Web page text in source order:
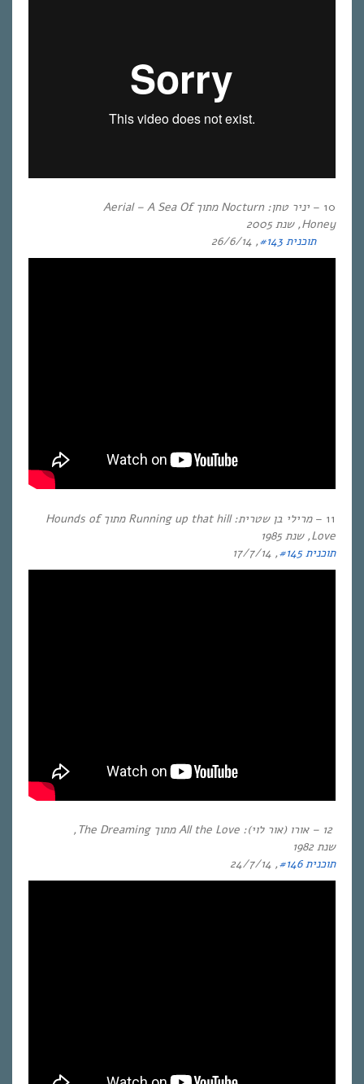
10 – יניר טחן:Nocturn מתוךAerial –
A Sea Of
Honey
,שנת
תוכנית #143
, 26/6/14
11 – מרילי בן שטרית: Running up that hill מתוך Hounds of
Love, שנת
תוכנית #145
, 17/7/14
אורו (אור לוי): All the Love מתוך The Dreaming
,
שנת
תוכנית #146
, 24/7/14